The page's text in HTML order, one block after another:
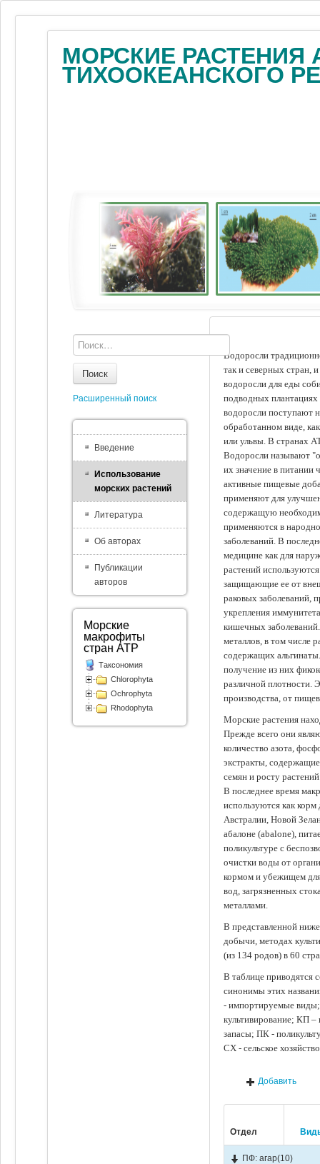
МОРСКИЕ РАСТЕНИЯ
ТИХООКЕАНСКОГО
Водоросли
так и северных стран,
водоросли для еды
подводных
водоросли поступают
обработанном виде,
или ульвы. В странах
Водоросли называют
их значение в питании
активные пищевые
применяют для
содержащую
применяются в
заболеваний. В
медицине как для
растений
защищающие ее от
раковых заболеваний,
укрепления
кишечных
металлов, в том числе
содержащих
получение из них
различной плотности.
производства, от
Морские растения
Прежде всего они
количество азота,
экстракты,
семян и росту
В последнее время
используются как
Австралии, Новой
абалоне (abalone),
поликультуре с
очистки воды от
кормом и убежищем
вод, загрязненных
металлами.
В представленной
добычи, методах
(из 134 родов) в 60
В таблице приводятся
синонимы этих
- импортируемые
культивирование; КП
запасы; ПК -
СХ - сельское
Добавить
Отдел
ПФ: агар(10)
Поиск
Расширенный поиск
Введение
Использование
морских растений
Литература
Об авторах
Публикации
авторов
Морские
макрофиты
стран АТР
Таксономия
Chlorophyta
Ochrophyta
Rhodophyta